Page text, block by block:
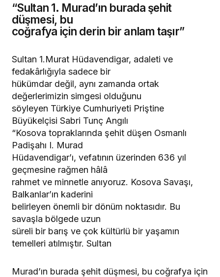
“Sultan 1. Murad’ın burada şehit
düşmesi, bu
coğrafya için derin bir anlam taşır”
Sultan 1.Murat Hüdavendigar, adaleti ve
fedakârlığıyla sadece bir
hükümdar değil, aynı zamanda ortak
değerlerimizin simgesi olduğunu
söyleyen Türkiye Cumhuriyeti Priştine
Büyükelçisi Sabri Tunç Angılı
“Kosova topraklarında şehit düşen Osmanlı
Padişahı I. Murad
Hüdavendigar’ı, vefatının üzerinden 636 yıl
geçmesine rağmen hâlâ
rahmet ve minnetle anıyoruz. Kosova Savaşı,
Balkanlar’ın kaderini
belirleyen önemli bir dönüm noktasıdır. Bu
savaşla bölgede uzun
süreli bir barış ve çok kültürlü bir yaşamın
temelleri atılmıştır. Sultan
Murad’ın burada şehit düşmesi, bu coğrafya için